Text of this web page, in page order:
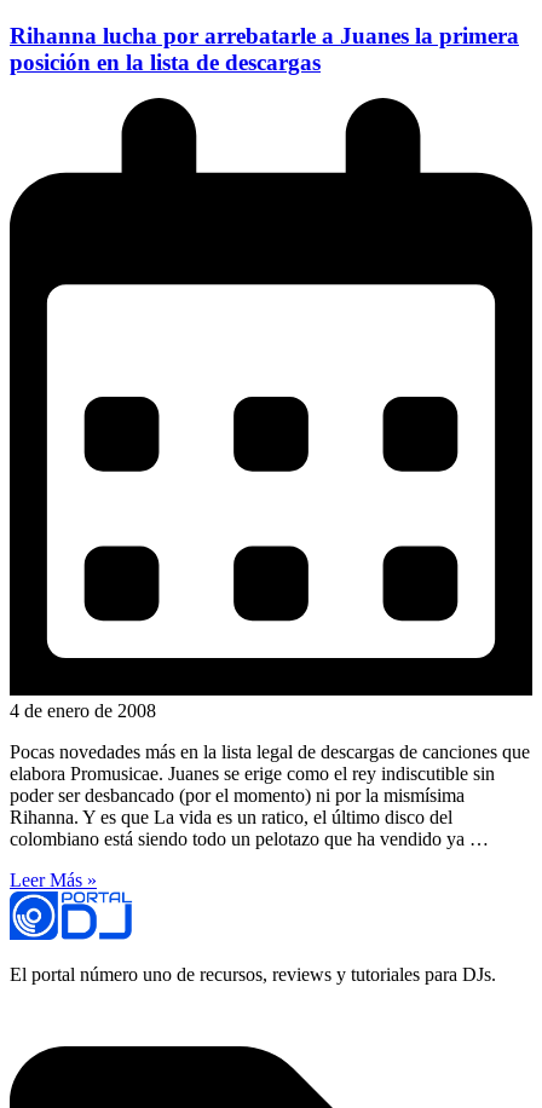
Rihanna lucha por arrebatarle a Juanes la primera
posición en la lista de descargas
4 de enero de 2008
Pocas novedades más en la lista legal de descargas de canciones que
elabora Promusicae. Juanes se erige como el rey indiscutible sin
poder ser desbancado (por el momento) ni por la mismísima
Rihanna. Y es que La vida es un ratico, el último disco del
colombiano está siendo todo un pelotazo que ha vendido ya …
Leer Más »
El portal número uno de recursos, reviews y tutoriales para DJs.